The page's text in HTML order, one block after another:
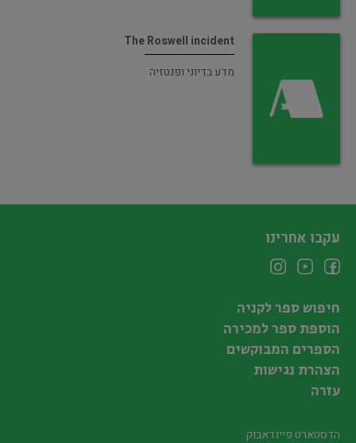
The Roswell incident
מדע בדיוני ופנטזיה
עקבו אחרינו
חיפוש ספר לקניה
הוספת ספר למכירה
הספרים המבוקשים
הצהרת נגישות
עזרה
הדסטארט פיינדאבוק